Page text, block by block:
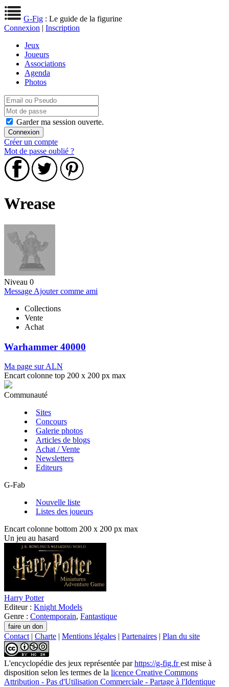
G-Fig : Le guide de la figurine
Connexion | Inscription
Jeux
Joueurs
Associations
Agenda
Photos
Garder ma session ouverte.
Créer un compte
Mot de passe oublié ?
Wrease
Niveau 0
Message Ajouter comme ami
Collections
Vente
Achat
Warhammer 40000
Ma page sur ALN
Encart colonne top 200 x 200 px max
Communauté
Sites
Concours
Galerie photos
Articles de blogs
Achat / Vente
Newsletters
Editeurs
G-Fab
Nouvelle liste
Listes des joueurs
Encart colonne bottom 200 x 200 px max
Un jeu au hasard
Harry Potter
Editeur : Knight Models
Genre : Contemporain, Fantastique
Contact | Charte | Mentions légales | Partenaires | Plan du site
L'encyclopédie des jeux représentée parhttps://g-fig.frest mise à
disposition selon les termes de la licence Creative Commons
Attribution - Pas d'Utilisation Commerciale - Partage à l'Identique